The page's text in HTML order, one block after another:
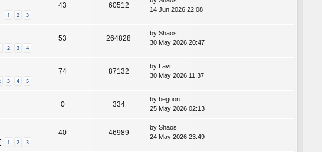
1 2 3
43 60512
14 Jun 2026 22:08
2 3 4
53 264828
by Shaos
30 May 2026 20:47
3 4 5
74 87132
by Lavr
30 May 2026 11:37
0 334
by begoon
25 May 2026 02:13
1 2 3
40 46989
by Shaos
24 May 2026 23:49